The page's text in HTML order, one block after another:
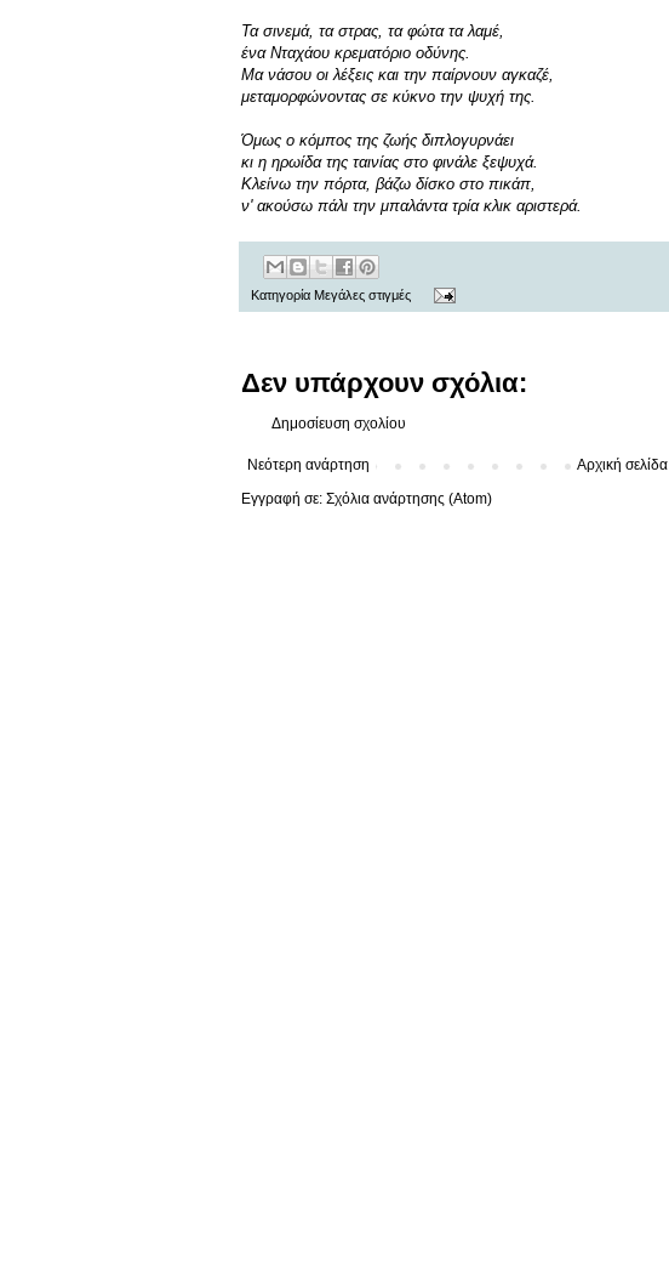
Τα σινεμά, τα στρας, τα φώτα τα λαμέ,
ένα Νταχάου κρεματόριο οδύνης.
Μα νάσου οι λέξεις και την παίρνουν αγκαζέ,
μεταμορφώνοντας σε κύκνο την ψυχή της.
Όμως ο κόμπος της ζωής διπλογυρνάει
κι η ηρωίδα της ταινίας στο φινάλε ξεψυχά.
Κλείνω την πόρτα, βάζω δίσκο στο πικάπ,
ν' ακούσω πάλι την μπαλάντα τρία κλικ αριστερά.
Κατηγορία Μεγάλες στιγμές
Δεν υπάρχουν σχόλια:
Δημοσίευση σχολίου
Νεότερη ανάρτηση
Αρχική σελίδα
Εγγραφή σε: Σχόλια ανάρτησης (Atom)